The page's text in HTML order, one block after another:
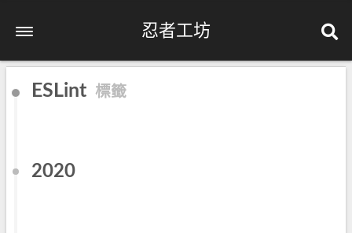
忍者工坊
ESLint 標籤
2020